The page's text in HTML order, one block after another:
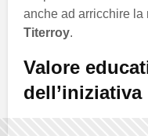
anche ad arricchire la
Titerroy.
Valore
dell’iniziativa